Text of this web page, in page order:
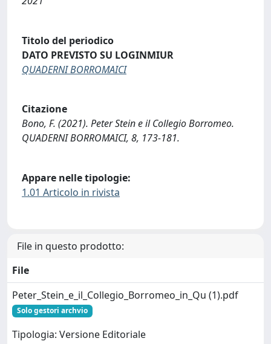
Titolo del periodico
DATO PREVISTO SU LOGINMIUR
QUADERNI BORROMAICI
Citazione
Bono, F. (2021). Peter Stein e il Collegio Borromeo.
QUADERNI BORROMAICI, 8, 173-181.
Appare nelle tipologie:
1.01 Articolo in rivista
File in questo prodotto:
File
Peter_Stein_e_il_Collegio_Borromeo_in_Qu (1).pdf
Solo gestori archvio
Tipologia: Versione Editoriale